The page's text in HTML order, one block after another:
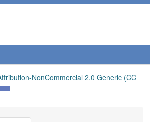
NonCommercial 2.0 Generic (CC